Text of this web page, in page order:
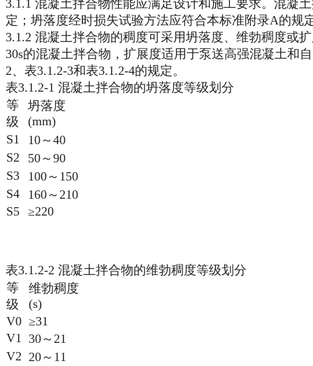
3.1.1 混凝土拌合物性能应满足设计和施工要求。混凝
定；坍落度经时损失试验方法应符合本标准附录A的规
3.1.2 混凝土拌合物的稠度可采用坍落度、维勃稠度或
30s的混凝土拌合物，扩展度适用于泵送高强混凝土和
2、表3.1.2-3和表3.1.2-4的规定。
表3.1.2-1 混凝土拌合物的坍落度等级划分
等
级
坍落度
(mm)
S1
10～40
S2
50～90
S3
100～150
S4
160～210
S5 ≥220
表3.1.2-2 混凝土拌合物的维勃稠度等级划分
等
级
维勃稠度
(s)
V0 ≥31
V1
30～21
V2 20～11